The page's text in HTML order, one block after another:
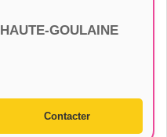
HAUTE-GOULAINE
Contacter